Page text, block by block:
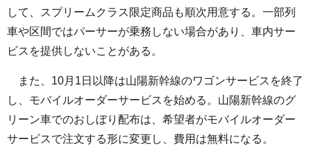
して、スプリームクラス限定商品も順次用意する。一部列
車や区間ではパーサーが乗務しない場合があり、車内サー
ビスを提供しないことがある。
また、10月1日以降は山陽新幹線のワゴンサービスを終了
し、モバイルオーダーサービスを始める。山陽新幹線のグ
リーン車でのおしぼり配布は、希望者がモバイルオーダー
サービスで注文する形に変更し、費用は無料になる。